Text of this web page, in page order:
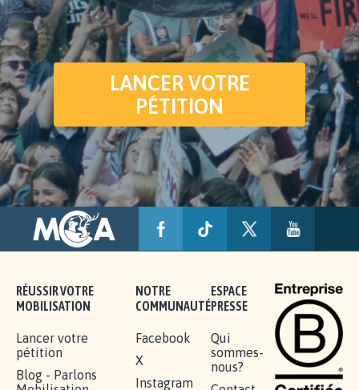
LANCER VOTRE
PÉTITION
RÉUSSIR VOTRE
MOBILISATION
Lancer votre
pétition
Blog - Parlons
NOTRE
COMMUNAUTÉ
Facebook
X
Instagram
ESPACE
PRESSE
Qui
sommes-
nous?